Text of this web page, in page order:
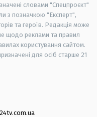
словами "Спецпроєкт"
з позначкою "Експерт",
та героїв. Редакція може
щодо реклами та правил
користування сайтом.
для осіб старше 21